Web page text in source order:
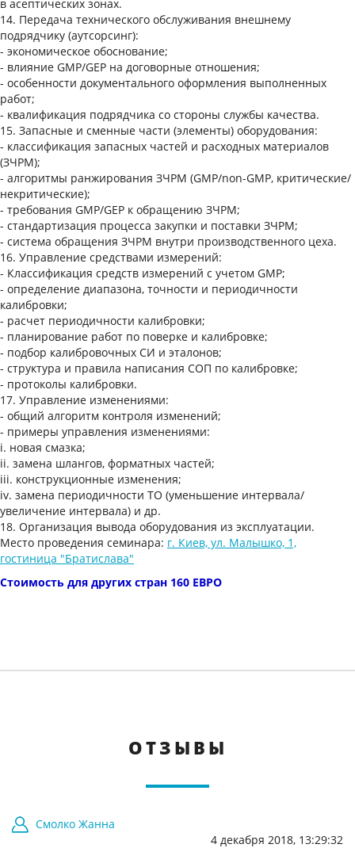
в асептических зонах.
14. Передача технического обслуживания внешнему
подрядчику (аутсорсинг):
- экономическое обоснование;
- влияние GMP/GЕP на договорные отношения;
- особенности документального оформления выполненных
работ;
- квалификация подрядчика со стороны службы качества.
15. Запасные и сменные части (элементы) оборудования:
- классификация запасных частей и расходных материалов
(ЗЧРМ);
- алгоритмы ранжирования ЗЧРМ (GMP/non-GMP, критические/
некритические);
- требования GMP/GEP к обращению ЗЧРМ;
- стандартизация процесса закупки и поставки ЗЧРМ;
- система обращения ЗЧРМ внутри производственного цеха.
16. Управление средствами измерений:
- Классификация средств измерений с учетом GMP;
- определение диапазона, точности и периодичности
калибровки;
- расчет периодичности калибровки;
- планирование работ по поверке и калибровке;
- подбор калибровочных СИ и эталонов;
- структура и правила написания СОП по калибровке;
- протоколы калибровки.
17. Управление изменениями:
- общий алгоритм контроля изменений;
- примеры управления изменениями:
i. новая смазка;
ii. замена шлангов, форматных частей;
iii. конструкционные изменения;
iv. замена периодичности ТО (уменьшение интервала/
увеличение интервала) и др.
18. Организация вывода оборудования из эксплуатации.
Место проведения семинара: г. Киев, ул. Малышко, 1,
гостиница "Братислава"
Стоимость для других стран 160 ЕВРО
ОТЗЫВЫ
Смолко Жанна
4 декабря 2018, 13:29:32